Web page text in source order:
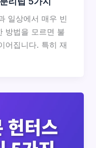
일상에서 매우 빈
방법을 모르면 불
어집니다. 특히 재